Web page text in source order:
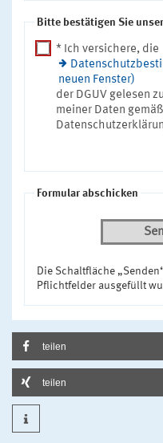
Bitte bestätigen Sie
* Ich versichere, die
neuen Fenster)
der DGUV gelesen
meiner Daten
Formular abschicken
Die Schaltfläche
Pflichtfelder ausgefüllt
teilen
teilen